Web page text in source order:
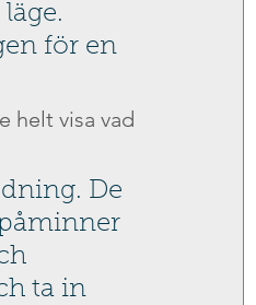
för en
helt visa vad
De
ta in